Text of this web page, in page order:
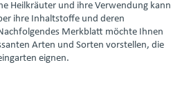
Heilkräuter und ihre Verwendung kann
ihre Inhaltstoffe und deren
Merkblatt möchte Ihnen
Arten und Sorten vorstellen, die
eignen.